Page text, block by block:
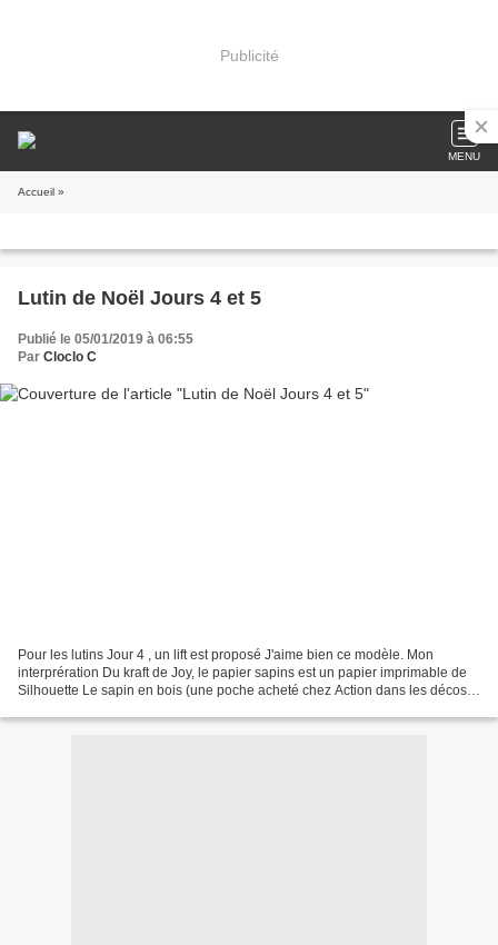
Publicité
MENU
Accueil »
Lutin de Noël Jours 4 et 5
Publié le 05/01/2019 à 06:55
Par Cloclo C
Pour les lutins Jour 4 , un lift est proposé J'aime bien ce modèle. Mon
interprération Du kraft de Joy, le papier sapins est un papier imprimable de
Silhouette Le sapin en bois (une poche acheté chez Action dans les décos